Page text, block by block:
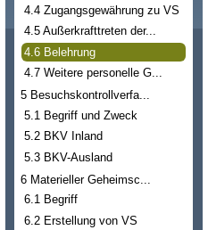
4.4 Zugangsgewährung zu VS
4.5 Außerkrafttreten der...
4.6 Belehrung
4.7 Weitere personelle G...
5 Besuchskontrollverfa...
5.1 Begriff und Zweck
5.2 BKV Inland
5.3 BKV-Ausland
6 Materieller Geheimsc...
6.1 Begriff
6.2 Erstellung von VS